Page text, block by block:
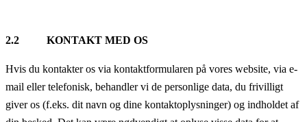
2.2 KONTAKT MED OS
Hvis du kontakter os via kontaktformularen på vores website, via e-
mail eller telefonisk, behandler vi de personlige data, du frivilligt
giver os (f.eks. dit navn og dine kontaktoplysninger) og indholdet af